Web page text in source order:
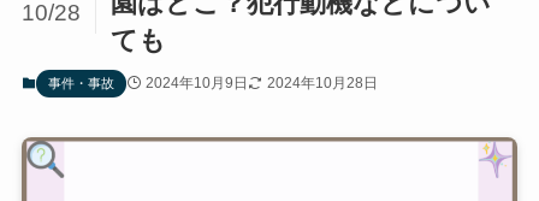
ても
10/28
事件・事故 2024年10月9日 2024年10月28日